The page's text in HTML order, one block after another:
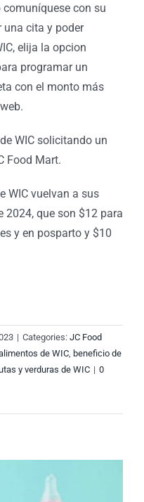
con su
una cita y poder
elija la opcion
programar un
con el monto más
WIC solicitando un
Food Mart.
WIC vuelvan a sus
2024, que son $12 para
y en posparto y $10
| Categories: JC Food
de WIC beneficio de
y verduras de WIC | 0